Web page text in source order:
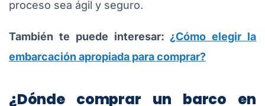
proceso sea ágil y seguro.
También te puede interesar:¿Cómo elegir la
embarcación apropiada para comprar?
¿Dónde comprar un barco en